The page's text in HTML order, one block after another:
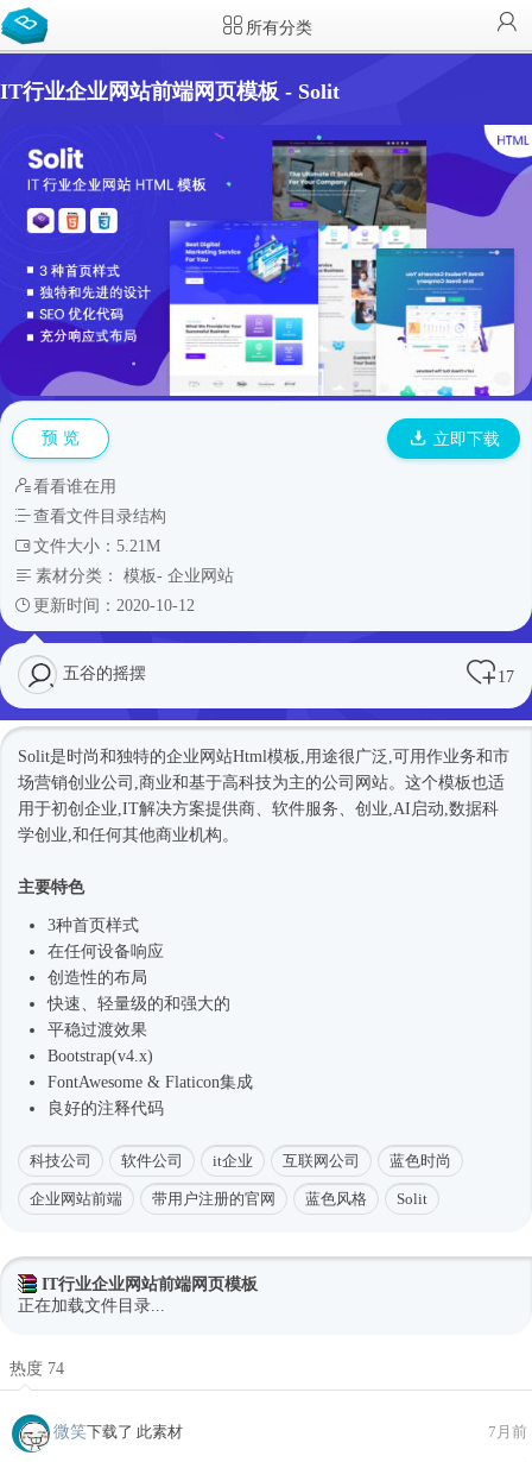
所有分类
IT行业企业网站前端网页模板 - Solit
预 览 立即下载
看看谁在用
查看文件目录结构
文件大小：5.21M
素材分类： 模板- 企业网站
更新时间：2020-10-12
五谷的摇摆 17
Solit是 时尚和独特的企业网站Html模板 ,用途很广泛,可用作业务和市
场营销创业公司,商业和基于高科技为主的公司网站。这个模板也适
用于初创企业,IT解决方案提供商、软件服务、创业,AI启动,数据科
学创业,和任何其他商业机构。
主要特色
3种首页样式
在任何设备响应
创造性的布局
快速、轻量级的和强大的
平稳过渡效果
Bootstrap(v4.x)
FontAwesome & Flaticon集成
良好的注释代码
科技公司 软件公司 it企业 互联网公司 蓝色时尚
企业网站前端 带用户注册的官网 蓝色风格 Solit
IT行业企业网站前端网页模板
正在加载文件目录...
热度 74
微笑下载了 此素材 7月前